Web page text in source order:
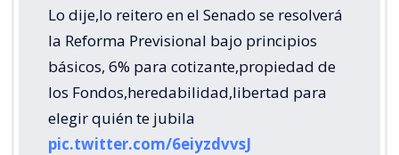
Lo dije,lo reitero en el Senado se resolverá
la Reforma Previsional bajo principios
básicos, 6% para cotizante,propiedad de
los Fondos,heredabilidad,libertad para
elegir quién te jubila
pic.twitter.com/6eiyzdvvsJ